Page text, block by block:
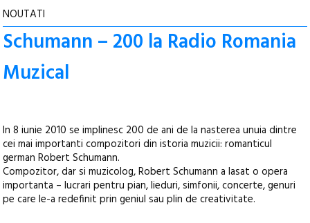
NOUTATI
Schumann – 200 la Radio Romania
Muzical
In 8 iunie 2010 se implinesc 200 de ani de la nasterea unuia dintre
cei mai importanti compozitori din istoria muzicii: romanticul
german Robert Schumann.
Compozitor, dar si muzicolog, Robert Schumann a lasat o opera
importanta – lucrari pentru pian, lieduri, simfonii, concerte, genuri
pe care le-a redefinit prin geniul sau plin de creativitate.